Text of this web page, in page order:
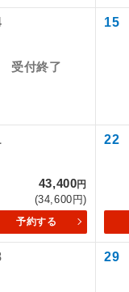
受付終了
15
43,400円
(34,600円)
予約する
22
29
できま
乗員が
るコー